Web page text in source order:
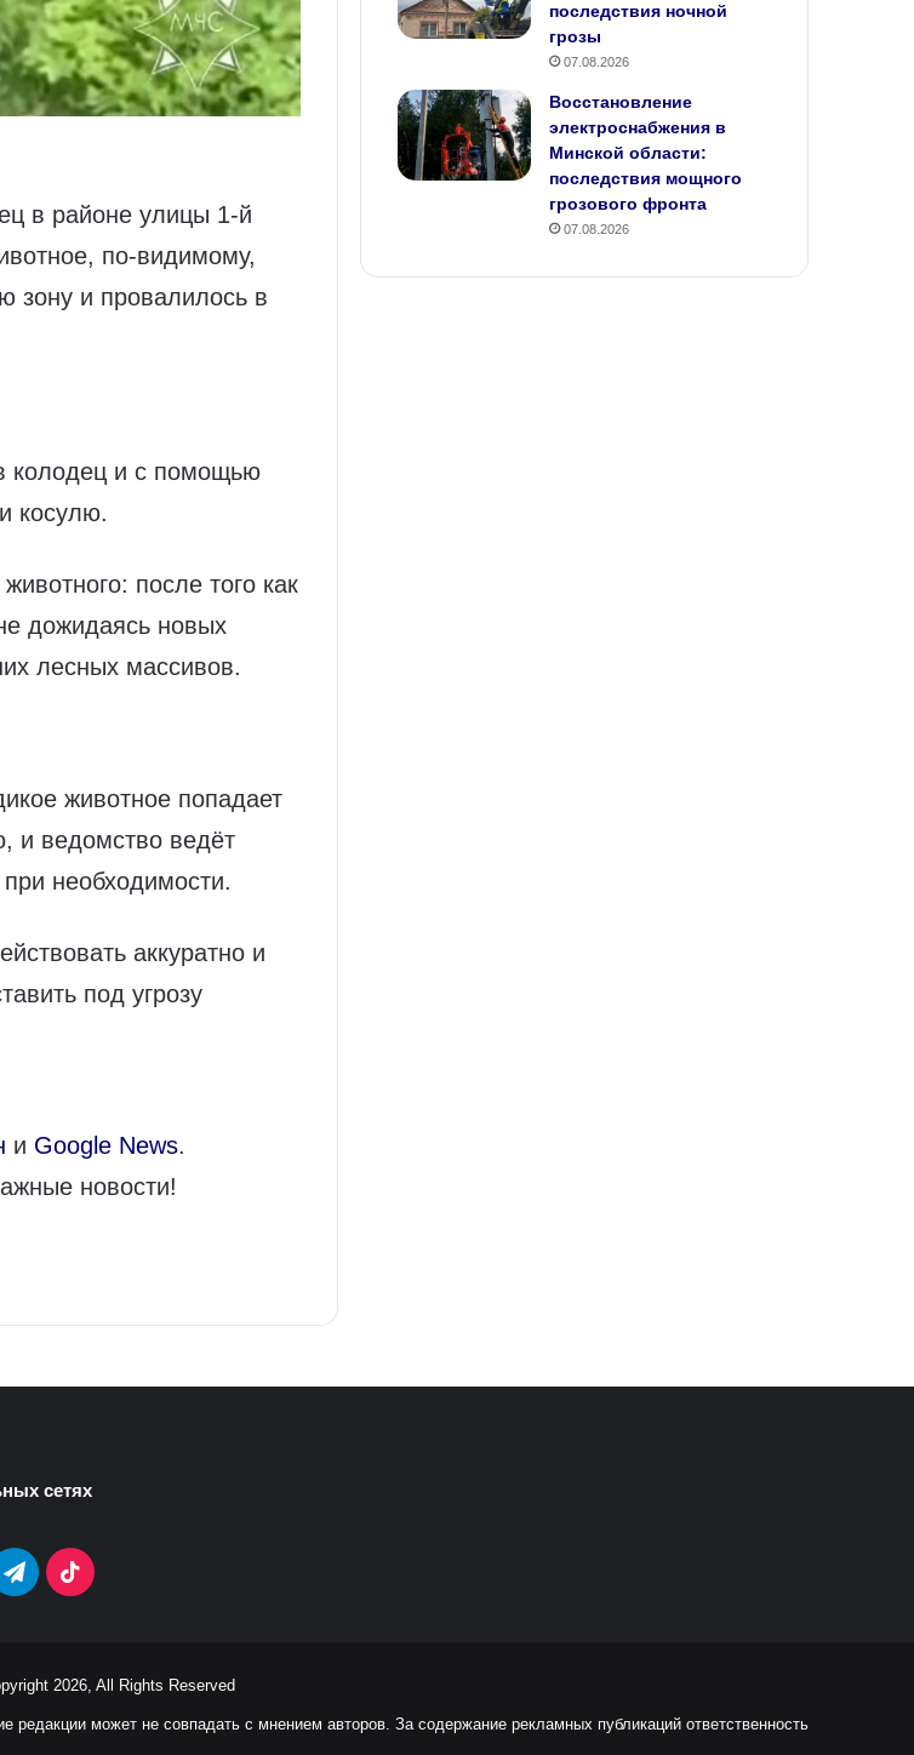
в районе улицы 1‑й
по‑видимому,
зону и провалилось в
колодец и с помощью
косулю.
после того как
дожидаясь новых
лесных массивов.
животное попадает
и ведомство ведёт
необходимости.
аккуратно и
под угрозу
и Google News.
новости!
последствия ночной
грозы
07.08.2026
Восстановление
электроснабжения в
Минской области:
последствия мощного
грозового фронта
07.08.2026
сетях
TelegramTikTok
2026, All Rights Reserved
редакции может не совпадать с мнением авторов. За содержание рекламных публикаций ответственность